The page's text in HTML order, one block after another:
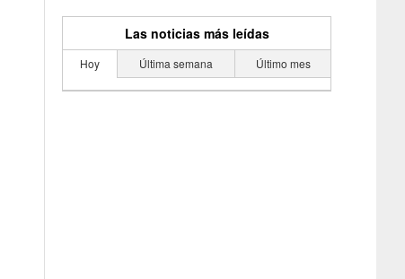
Las noticias más leídas
Hoy Última semana Último mes